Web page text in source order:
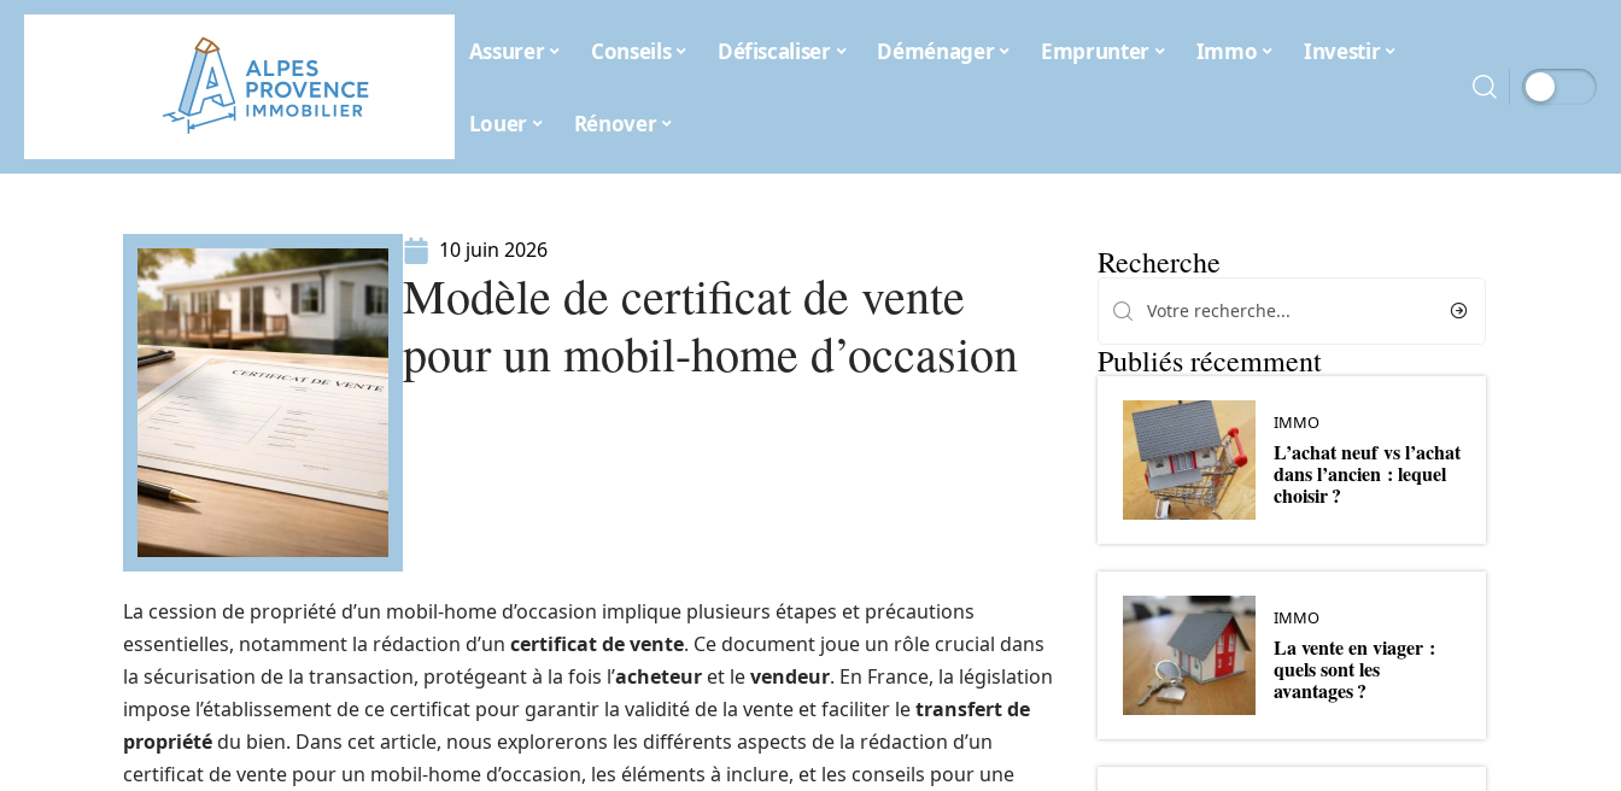
Assurer Conseils Défiscaliser Déménager Emprunter Immo Investir
Louer Rénover
10 juin 2026
Modèle de certificat de vente
pour un mobil-home d’occasion
La cession de propriété d’un mobil-home d’occasion implique plusieurs étapes et précautions
essentielles, notamment la rédaction d’un certificat de vente. Ce document joue un rôle crucial dans
la sécurisation de la transaction, protégeant à la fois l’acheteur et levendeur. En France, la législation
impose l’établissement de ce certificat pour garantir la validité de la vente et faciliter letransfert de
propriétédu bien. Dans cet article, nous explorerons les différents aspects de la rédaction d’un
certificat de vente pour un mobil-home d’occasion, les éléments à inclure, et les conseils pour une
Recherche
Publiés récemment
IMMO
L’achat neuf vs l’achat
dans l’ancien : lequel
choisir ?
IMMO
La vente en viager :
quels sont les
avantages ?